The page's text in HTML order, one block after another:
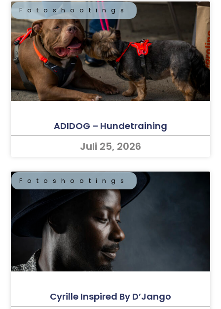
Fotoshootings
ADIDOG – Hundetraining
Juli 25, 2026
Fotoshootings
Cyrille Inspired By D’Jango